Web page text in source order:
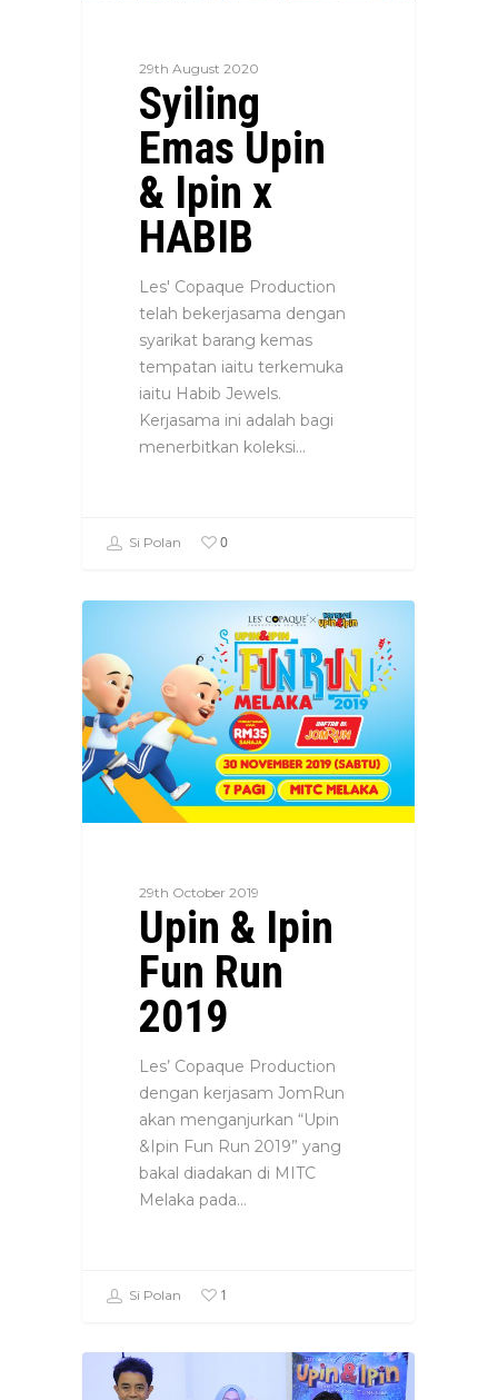
29th August 2020
Syiling
Emas Upin
& Ipin x
HABIB
Les' Copaque Production
telah bekerjasama dengan
syarikat barang kemas
tempatan iaitu terkemuka
iaitu Habib Jewels.
Kerjasama ini adalah bagi
menerbitkan koleksi…
Si Polan 0
29th October 2019
Upin & Ipin
Fun Run
2019
Les’ Copaque Production
dengan kerjasam JomRun
akan menganjurkan “Upin
&Ipin Fun Run 2019” yang
bakal diadakan di MITC
Melaka pada…
Si Polan 1